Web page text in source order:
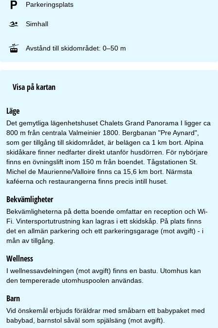
Parkeringsplats
Simhall
Avstånd till skidområdet: 0–50 m
Visa på kartan
Läge
Det gemytliga lägenhetshuset Chalets Grand Panorama I ligger ca
800 m från centrala Valmeinier 1800. Bergbanan "Pre Aynard",
som ger tillgång till skidområdet, är belägen ca 1 km bort. Alpina
skidåkare finner nedfarter direkt utanför husdörren. För nybörjare
finns en övningslift inom 150 m från boendet. Tågstationen St.
Michel de Maurienne/Valloire finns ca 15,6 km bort. Närmsta
kaféerna och restaurangerna finns precis intill huset.
Bekvämligheter
Bekvämligheterna på detta boende omfattar en reception och Wi-
Fi. Vintersportutrustning kan lagras i ett skidskåp. På plats finns
det en allmän parkering och ett parkeringsgarage (mot avgift) - i
mån av tillgång.
Wellness
I wellnessavdelningen (mot avgift) finns en bastu. Utomhus kan
den tempererade utomhuspoolen användas.
Barn
Vid önskemål erbjuds föräldrar med småbarn ett babypaket med
babybad, barnstol såväl som spjälsäng (mot avgift).